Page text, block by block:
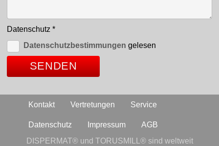
Datenschutz *
Datenschutzbestimmungen gelesen
Kontakt Vertretungen Service
Datenschutz Impressum
AGB
DISPERMAT® und TORUSMILL® sind weltweit